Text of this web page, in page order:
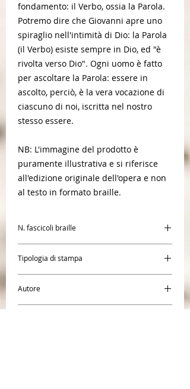
fondamento: il Verbo, ossia la Parola.
Potremo dire che Giovanni apre uno
spiraglio nell'intimità di Dio: la Parola
(il Verbo) esiste sempre in Dio, ed "è
rivolta verso Dio". Ogni uomo è fatto
per ascoltare la Parola: essere in
ascolto, perciò, è la vera vocazione di
ciascuno di noi, iscritta nel nostro
stesso essere.
NB: L'immagine del prodotto è
puramente illustrativa e si riferisce
all'edizione originale dell'opera e non
al testo in formato braille.
N. fascicoli braille
Tipologia di stampa
Autore